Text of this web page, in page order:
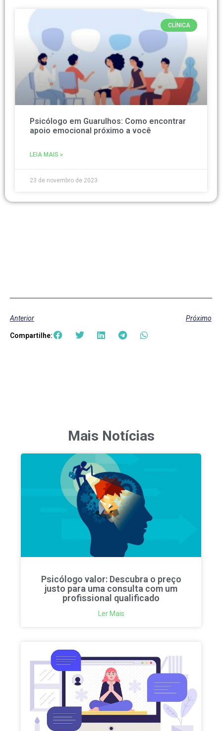
CLÍNICA
Psicólogo em Guarulhos: Como encontrar
apoio emocional próximo a você
LEIA MAIS »
23 de novembro de 2023
Anterior Próximo
Compartilhe:
Mais Notícias
Psicólogo valor: Descubra o preço
justo para uma consulta com um
profissional qualificado
Ler Mais